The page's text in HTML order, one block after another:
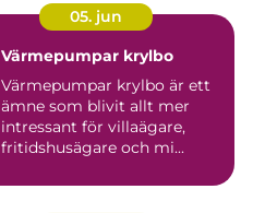
05. jun
Värmepumpar krylbo
Värmepumpar krylbo är ett
ämne som blivit allt mer
intressant för villaägare,
fritidshusägare och mi...